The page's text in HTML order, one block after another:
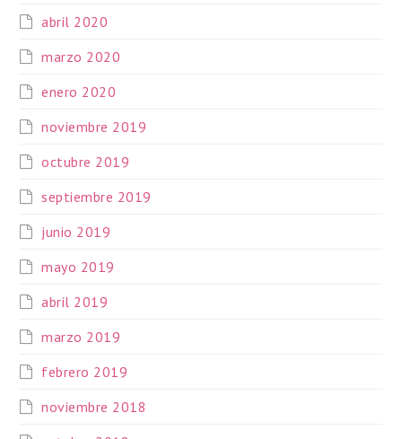
abril 2020
marzo 2020
enero 2020
noviembre 2019
octubre 2019
septiembre 2019
junio 2019
mayo 2019
abril 2019
marzo 2019
febrero 2019
noviembre 2018